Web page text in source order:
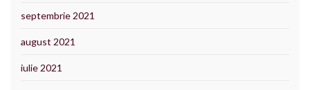
septembrie 2021
august 2021
iulie 2021